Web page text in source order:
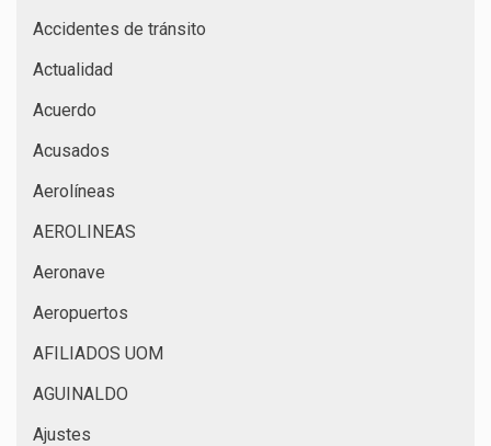
Accidentes de tránsito
Actualidad
Acuerdo
Acusados
Aerolíneas
AEROLINEAS
Aeronave
Aeropuertos
AFILIADOS UOM
AGUINALDO
Ajustes